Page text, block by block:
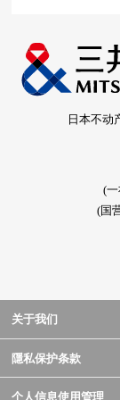
日本不动
(
(国
关于我们
隱私保护条款
个人信息使用管理